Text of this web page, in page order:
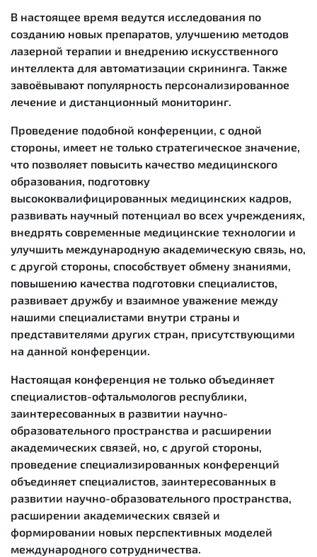
В настоящее время ведутся исследования по
созданию новых препаратов, улучшению методов
лазерной терапии и внедрению искусственного
интеллекта для автоматизации скрининга. Также
завоёвывают популярность персонализированное
лечение и дистанционный мониторинг.
Проведение подобной конференции, с одной
стороны, имеет не только стратегическое значение,
что позволяет повысить качество медицинского
образования, подготовку
высококвалифицированных медицинских кадров,
развивать научный потенциал во всех учреждениях,
внедрять современные медицинские технологии и
улучшить международную академическую связь, но,
с другой стороны, способствует обмену знаниями,
повышению качества подготовки специалистов,
развивает дружбу и взаимное уважение между
нашими специалистами внутри страны и
представителями других стран, присутствующими
на данной конференции.
Настоящая конференция не только объединяет
специалистов-офтальмологов республики,
заинтересованных в развитии научно-
образовательного пространства и расширении
академических связей, но, с другой стороны,
проведение специализированных конференций
объединяет специалистов, заинтересованных в
развитии научно-образовательного пространства,
расширении академических связей и
формировании новых перспективных моделей
международного сотрудничества.